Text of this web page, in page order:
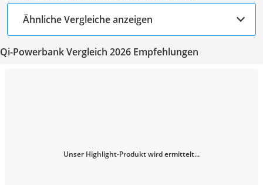
Ähnliche Vergleiche anzeigen
Qi-Powerbank Vergleich 2026 Empfehlungen
Unser Highlight-Produkt wird ermittelt...